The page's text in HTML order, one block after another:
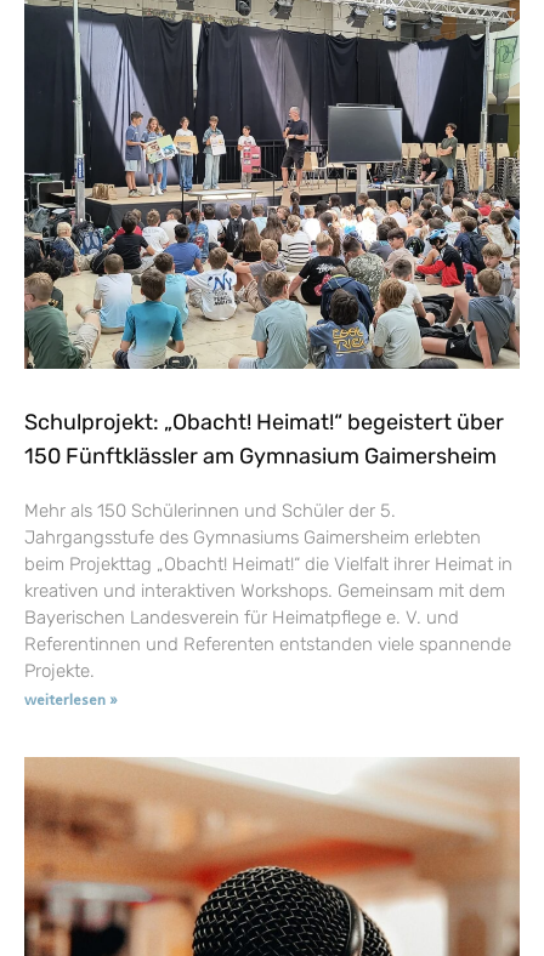
Schulprojekt: „Obacht! Heimat!“ begeistert über
150 Fünftklässler am Gymnasium Gaimersheim
Mehr als 150 Schülerinnen und Schüler der 5.
Jahrgangsstufe des Gymnasiums Gaimersheim erlebten
beim Projekttag „Obacht! Heimat!“ die Vielfalt ihrer Heimat in
kreativen und interaktiven Workshops. Gemeinsam mit dem
Bayerischen Landesverein für Heimatpflege e. V. und
Referentinnen und Referenten entstanden viele spannende
Projekte.
weiterlesen »